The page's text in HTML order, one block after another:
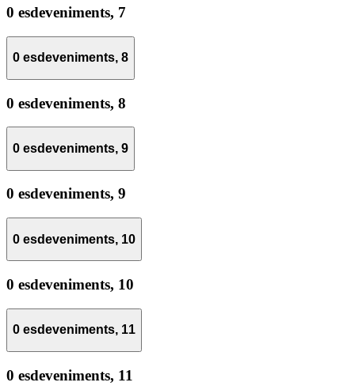
0 esdeveniments, 7
0 esdeveniments, 8
0 esdeveniments, 8
0 esdeveniments, 9
0 esdeveniments, 9
0 esdeveniments, 10
0 esdeveniments, 10
0 esdeveniments, 11
0 esdeveniments, 11